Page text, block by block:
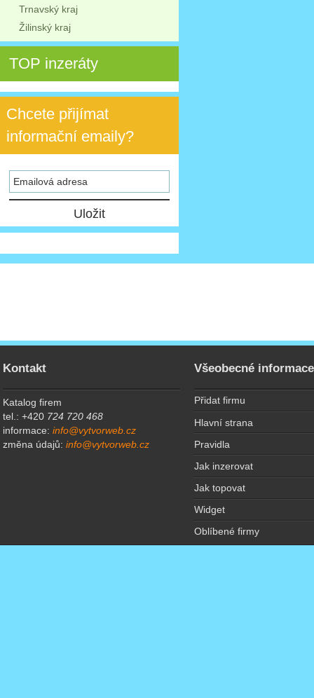
Trnavský kraj
Žilinský kraj
TOP inzeráty
Chcete přijímat
informační emaily?
Kontakt
Katalog firem
tel.: +420 724 720 468
informace:info@vytvorweb.cz
změna údajů:info@vytvorweb.cz
Všeobecné informace
Přidat firmu
Hlavní strana
Pravidla
Jak inzerovat
Jak topovat
Widget
Oblíbené firmy